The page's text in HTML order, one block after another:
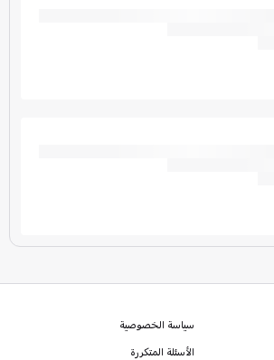
سياسة الخصوصية
الأسئلة المتكررة